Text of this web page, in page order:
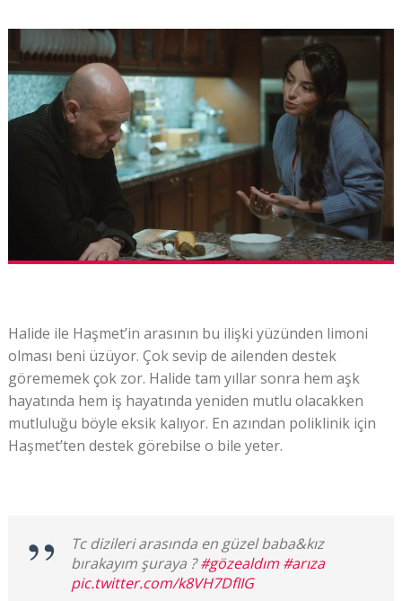
Halide ile Haşmet’in arasının bu ilişki yüzünden limoni
olması beni üzüyor. Çok sevip de ailenden destek
görememek çok zor. Halide tam yıllar sonra hem aşk
hayatında hem iş hayatında yeniden mutlu olacakken
mutluluğu böyle eksik kalıyor. En azından poliklinik için
Haşmet’ten destek görebilse o bile yeter.
Tc dizileri arasında en güzel baba&kız
bırakayım şuraya ?#gözealdım #arıza
pic.twitter.com/k8VH7DfIIG